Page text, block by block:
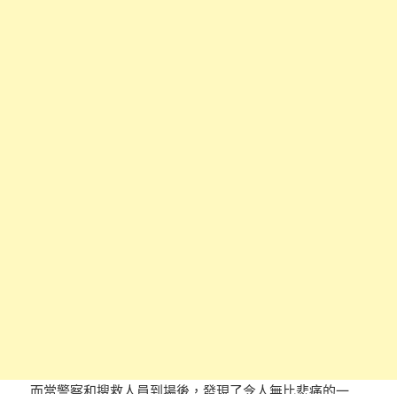
而當警察和搜救人員到場後，發現了令人無比悲痛的一